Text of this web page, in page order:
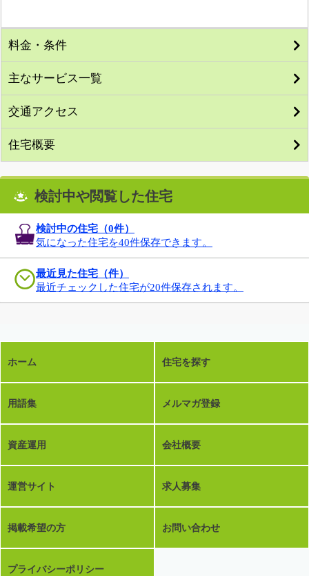
料金・条件
主なサービス一覧
交通アクセス
住宅概要
検討中や閲覧した住宅
検討中の住宅（0件）
気になった住宅を40件保存できます。
最近見た住宅（件）
最近チェックした住宅が20件保存されます。
ホーム 住宅を探す
用語集 メルマガ登録
資産運用 会社概要
運営サイト 求人募集
掲載希望の方 お問い合わせ
プライバシーポリシー